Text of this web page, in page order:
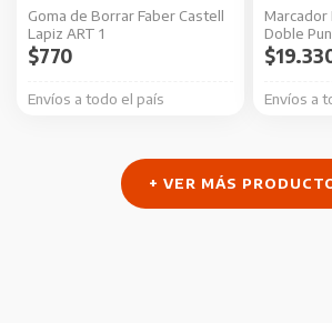
Goma de Borrar Faber Castell
Lapiz ART 1
Envíos a todo el país
$770
Marcador
Doble
Envíos a
$
+ VER MÁS